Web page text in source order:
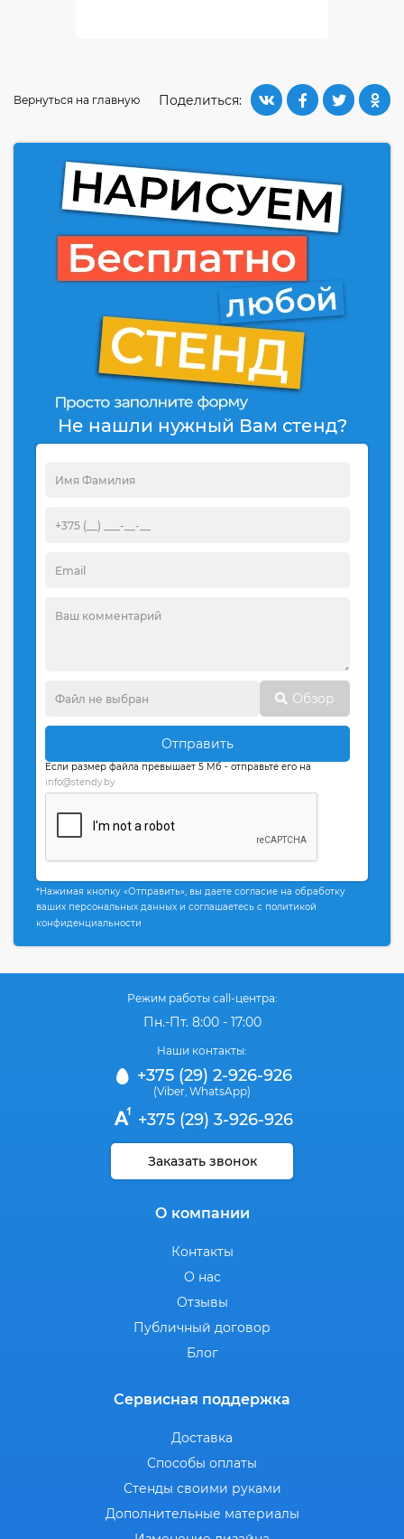
Поделиться:
Вернуться на главную
Не нашли нужный Вам стенд?
Обзор
Отправить
Если размер файла превышает 5 Мб - отправьте его на
info@stendy.by
*Нажимая кнопку «Отправить», вы даете согласие на обработку
ваших персональных данных и соглашаетесь с политикой
конфиденциальности
Режим работы call-центра:
Пн.-Пт. 8:00 - 17:00
Наши контакты:
+375 (29) 2-926-926
(Viber WhatsApp)
+375 (29) 3-926-926
Заказать звонок
О компании
Контакты
О нас
Отзывы
Публичный договор
Блог
Сервисная поддержка
Доставка
Способы оплаты
Стенды своими руками
Дополнительные материалы